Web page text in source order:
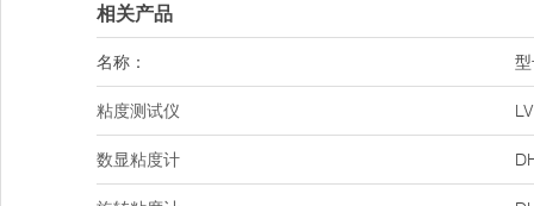
相关产品
名称：
粘度测试仪
数显粘度计